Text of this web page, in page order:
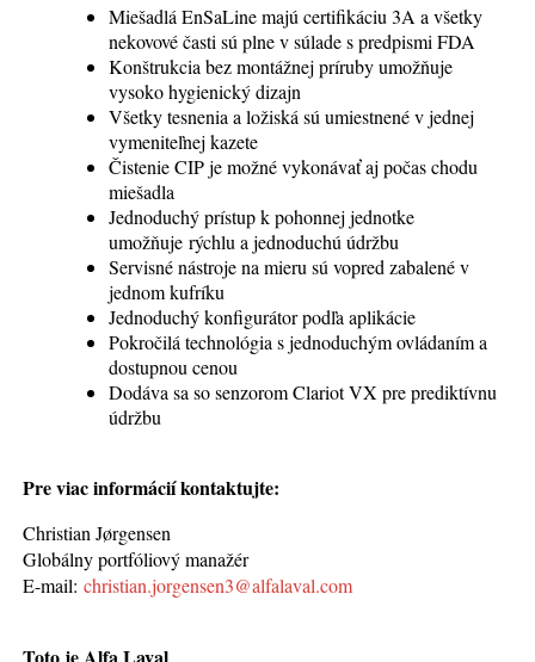
Miešadlá EnSaLine majú certifikáciu 3A a všetky
nekovové časti sú plne v súlade s predpismi FDA
Konštrukcia bez montážnej príruby umožňuje
vysoko hygienický dizajn
Všetky tesnenia a ložiská sú umiestnené v jednej
vymeniteľnej kazete
Čistenie CIP je možné vykonávať aj počas chodu
miešadla
Jednoduchý prístup k pohonnej jednotke
umožňuje rýchlu a jednoduchú údržbu
Servisné nástroje na mieru sú vopred zabalené v
jednom kufríku
Jednoduchý konfigurátor podľa aplikácie
Pokročilá technológia s jednoduchým ovládaním a
dostupnou cenou
Dodáva sa so senzorom Clariot VX pre prediktívnu
údržbu
Pre viac informácií kontaktujte:
Christian Jørgensen
Globálny portfóliový manažér
E-mail:christian.jorgensen3@alfalaval.com